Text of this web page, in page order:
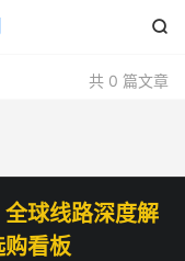

共 0 篇文章
球线路深度解
看板